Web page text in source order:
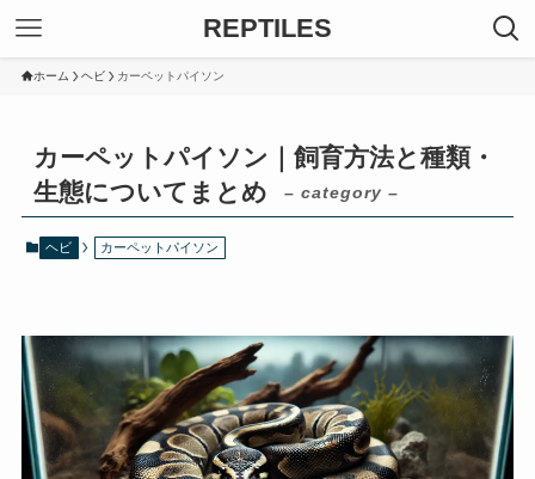
REPTILES
ホーム ヘビ カーペットパイソン
カーペットパイソン｜飼育方法と種類・
生態についてまとめ
– category –
ヘビ カーペットパイソン